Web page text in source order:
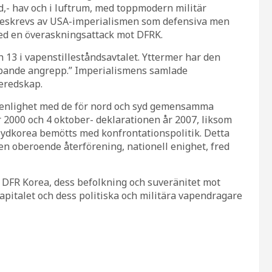
hav och i luftrum, med toppmodern militär
av USA-imperialismen som defensiva men
överaskningsattack mot DFRK.
i vapenstilleståndsavtalet. Yttermer har den
angrepp.” Imperialismens samlade
med de för nord och syd gemensamma
och 4 oktober- deklarationen år 2007, liksom
bemötts med konfrontationspolitik. Detta
oberoende återförening, nationell enighet, fred
Korea, dess befolkning och suveränitet mot
och dess politiska och militära vapendragare